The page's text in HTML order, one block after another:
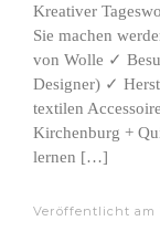
Kreativer
Sie machen
von Wolle ✓
Designer) ✓
textilen
Kirchenburg +
lernen […]
Veröffentlicht am